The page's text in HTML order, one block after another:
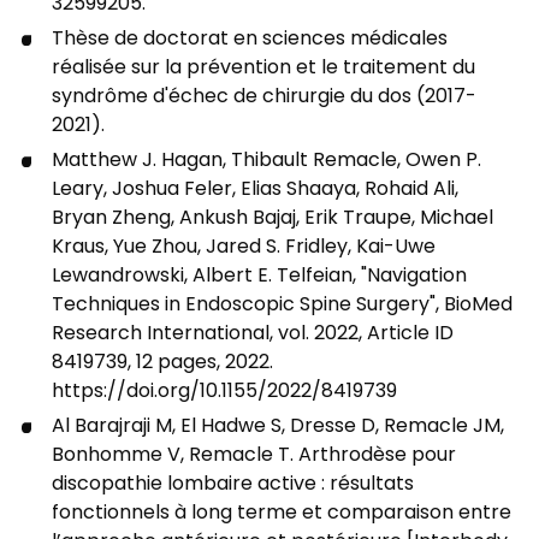
Thèse de doctorat en sciences médicales
réalisée sur la prévention et le traitement du
syndrôme d'échec de chirurgie du dos (2017-
2021).
Matthew J. Hagan, Thibault Remacle, Owen P.
Leary, Joshua Feler, Elias Shaaya, Rohaid Ali,
Bryan Zheng, Ankush Bajaj, Erik Traupe, Michael
Kraus, Yue Zhou, Jared S. Fridley, Kai-Uwe
Lewandrowski, Albert E. Telfeian, "Navigation
Techniques in Endoscopic Spine Surgery", BioMed
Research International, vol. 2022, Article ID
8419739, 12 pages, 2022.
https://doi.org/10.1155/2022/8419739
Al Barajraji M, El Hadwe S, Dresse D, Remacle JM,
Bonhomme V, Remacle T. Arthrodèse pour
discopathie lombaire active : résultats
fonctionnels à long terme et comparaison entre